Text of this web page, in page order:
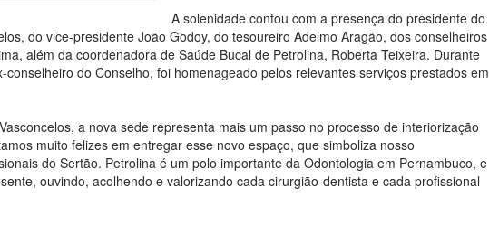
A solenidade contou com a presença do presidente do
do vice-presidente João Godoy, do tesoureiro Adelmo Aragão, dos conselheiros
além da coordenadora de Saúde Bucal de Petrolina, Roberta Teixeira. Durante
conselheiro do Conselho, foi homenageado pelos relevantes serviços prestados em
a nova sede representa mais um passo no processo de interiorização
muito felizes em entregar esse novo espaço, que simboliza nosso
do Sertão. Petrolina é um polo importante da Odontologia em Pernambuco, e
ouvindo, acolhendo e valorizando cada cirurgião-dentista e cada profissional